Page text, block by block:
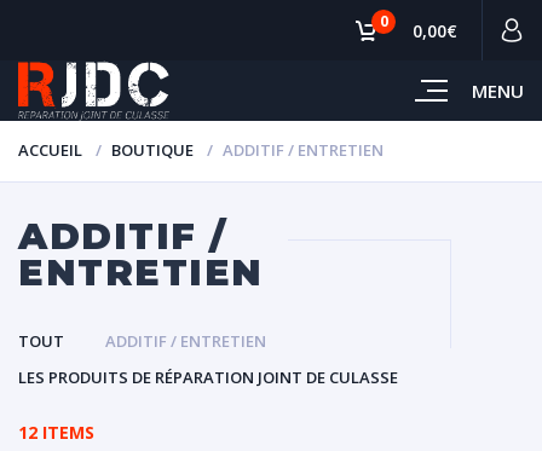
MENU
0 0,00€
ACCUEIL BOUTIQUE ADDITIF / ENTRETIEN
ADDITIF /
ENTRETIEN
TOUT
ADDITIF / ENTRETIEN
LES PRODUITS DE RÉPARATION JOINT DE CULASSE
12 ITEMS